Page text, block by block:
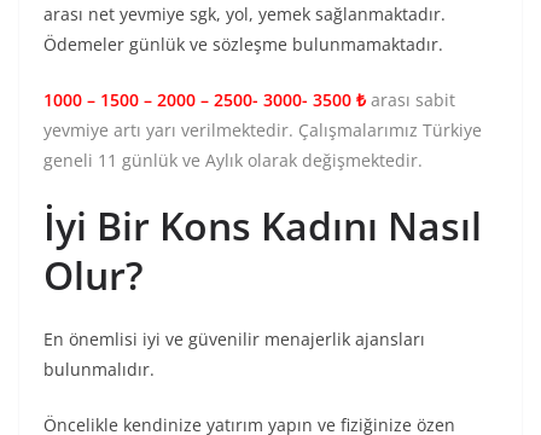
arası net yevmiye sgk, yol, yemek sağlanmaktadır.
Ödemeler günlük ve sözleşme bulunmamaktadır.
1000 – 1500 – 2000 – 2500- 3000- 3500 ₺ arası sabit
yevmiye artı yarı verilmektedir. Çalışmalarımız Türkiye
geneli 11 günlük ve Aylık olarak değişmektedir.
İyi Bir Kons Kadını Nasıl
Olur?
En önemlisi iyi ve güvenilir menajerlik ajansları
bulunmalıdır.
Öncelikle kendinize yatırım yapın ve fiziğinize özen